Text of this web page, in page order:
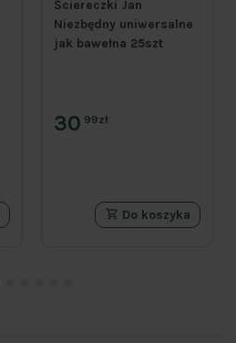
Ściereczki Jan
Niezbędny uniwersalne
jak bawełna 25szt
30 99zł
Do koszyka